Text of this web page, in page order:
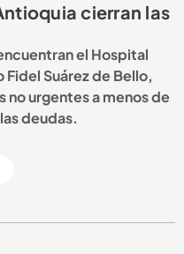
cierran las
el Hospital
Suárez de Bello,
no urgentes a menos de
deudas.